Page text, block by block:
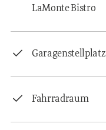
LaMonte Bistro
Garagenstellplatz
Fahrradraum